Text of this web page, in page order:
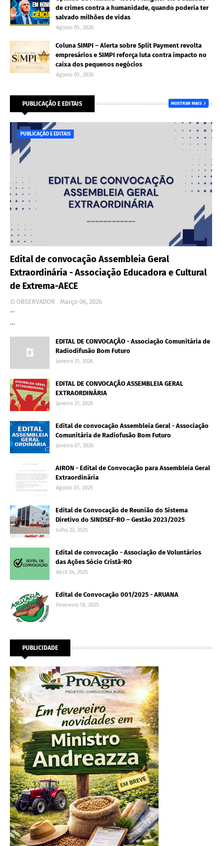
de crimes contra a humanidade, quando poderia ter
salvado milhões de vidas
Agosto 05, 2026
Coluna SIMPI – Alerta sobre Split Payment revolta
empresários e SIMPI reforça luta contra impacto no
caixa dos pequenos negócios
Agosto 05, 2026
PUBLICAÇÃO E EDITAIS MOSTRAR MAIS
PUBLICAÇÃO E EDITAIS
Edital de convocação Assembleia Geral
Extraordinária - Associação Educadora e Cultural
de Extrema-AECE
O OBSERVADOR
Março 06, 2026
…
…
EDITAL DE CONVOCAÇÃO - Associação Comunitária de
Radiodifusão Bom Futuro
Janeiro 31, 2026
EDITAL DE CONVOCAÇÃO ASSEMBLEIA GERAL
EXTRAORDINÁRIA
Janeiro 31, 2026
Edital de convocação Assembleia Geral - Associação
Comunitária de Radiofusão Bom Futuro
Janeiro 07, 2026
AIRON - Edital de Convocação para Assembleia Geral
Extraordinária
Agosto 01, 2025
Edital de Convocação de Reunião do Sistema
Diretivo do SINDSEF-RO – Gestão 2023/2025
Julho 22, 2025
Edital de convocação - Associação de Voluntários
das Ações Sócio Cristã-RO
Abril 24, 2025
Edital de Convocação 001/2025 - ARUANA
Fevereiro 18, 2025
PUBLICIDADE